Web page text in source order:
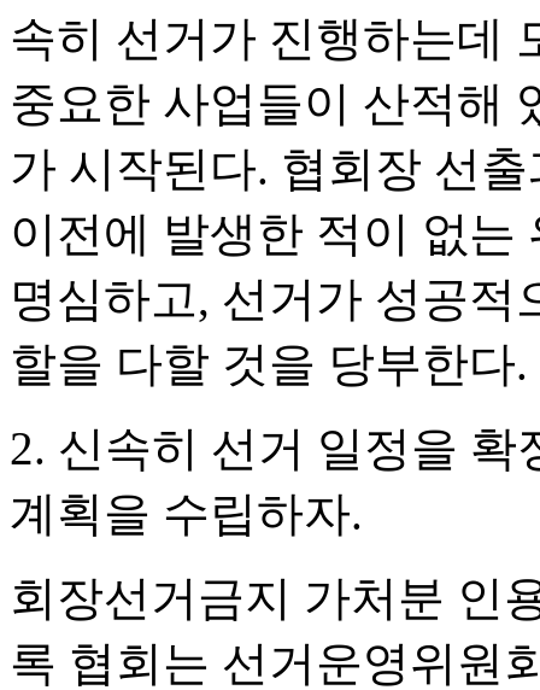
속히 선거가 진행하는데
중요한 사업들이 산적해
가 시작된다. 협회장 선
이전에 발생한 적이 없는
명심하고, 선거가 성공
할을 다할 것을 당부한다.
2. 신속히 선거 일정을
계획을 수립하자.
회장선거금지 가처분 인
록 협회는 선거운영위원